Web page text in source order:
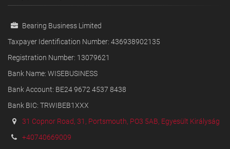
Bearing Business Limited
Taxpayer Identification Number: 436938902135
Registration Number: 13079621
Bank Name: WISEBUSINESS
Bank Account: BE24 9672 4537 8438
Bank BIC: TRWIBEB1XXX
31 Copnor Road, 31, Portsmouth, PO3 5AB, Egyesült Királyság
+40740669009